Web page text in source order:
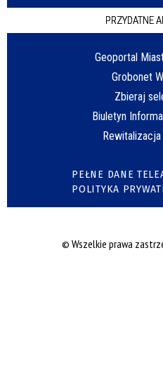
PRZYDATNE
Geoportal
Grobonet
Zbieraj
Biuletyn
Rewitalizacja
PEŁNE DANE
POLITYKA
© Wszelkie prawa